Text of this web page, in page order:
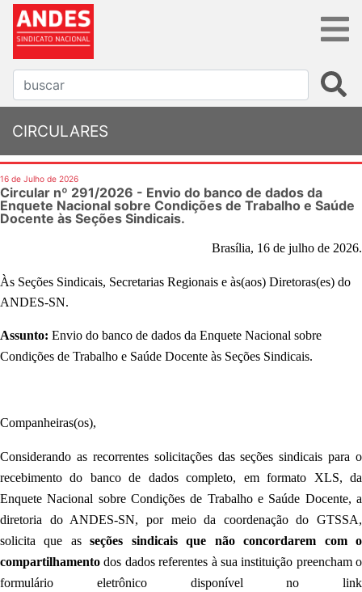
CIRCULARES
16 de Julho de 2026
Circular nº 291/2026 - Envio do banco de dados da
Enquete Nacional sobre Condições de Trabalho e Saúde
Docente às Seções Sindicais.
Brasília, 16 de julho de 2026.
Às Seções Sindicais, Secretarias Regionais e às(aos) Diretoras(es) do
ANDES-SN.
Assunto: Envio do banco de dados da Enquete Nacional sobre
Condições de Trabalho e Saúde Docente às Seções Sindicais.
Companheiras(os),
Considerando as recorrentes solicitações das seções sindicais para o
recebimento do banco de dados completo, em formato XLS, da
Enquete Nacional sobre Condições de Trabalho e Saúde Docente, a
diretoria do ANDES-SN, por meio da coordenação do GTSSA,
solicita que asseções sindicais que não concordarem com o
compartilhamento dos dados referentes à sua instituição preencham o
formulário eletrônico disponível no link